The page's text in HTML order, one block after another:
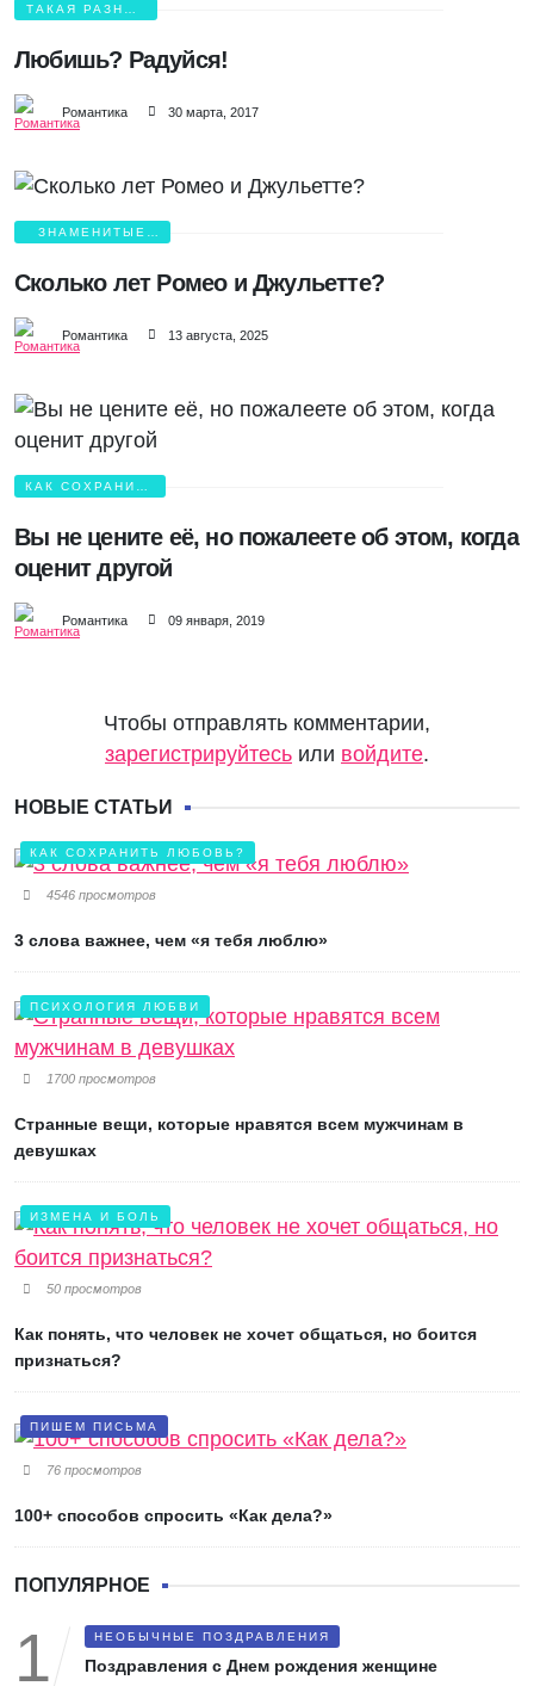
ТАКАЯ РАЗНАЯ
Любишь? Радуйся!
Романтика 30 марта, 2017
ЗНАМЕНИТЫЕ
Сколько лет Ромео и Джульетте?
Романтика 13 августа, 2025
КАК СОХРАНИТЬ
Вы не цените её, но пожалеете об этом, когда
оценит другой
Романтика 09 января, 2019
Чтобы отправлять комментарии,
зарегистрируйтесь или войдите.
НОВЫЕ СТАТЬИ
КАК СОХРАНИТЬ ЛЮБОВЬ?
4546 просмотров
3 слова важнее, чем «я тебя люблю»
ПСИХОЛОГИЯ ЛЮБВИ
1700 просмотров
Странные вещи, которые нравятся всем мужчинам в
девушках
ИЗМЕНА И БОЛЬ
50 просмотров
Как понять, что человек не хочет общаться, но боится
признаться?
ПИШЕМ ПИСЬМА
76 просмотров
100+ способов спросить «Как дела?»
ПОПУЛЯРНОЕ
НЕОБЫЧНЫЕ ПОЗДРАВЛЕНИЯ
Поздравления с Днем рождения женщине